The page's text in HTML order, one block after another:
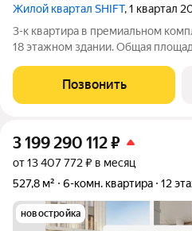
Жилой квартал SHIFT, 1 квартал
3-к квартира в премиальном
18 этажном здании. Общая
районе, в 300 м от Нескучного
проекта - 5 башен, в
Позвонить
3 199 290 112₽
от 13 407 772 ₽ в месяц
527,8 м²
6-комн. квартира 12
новостройка